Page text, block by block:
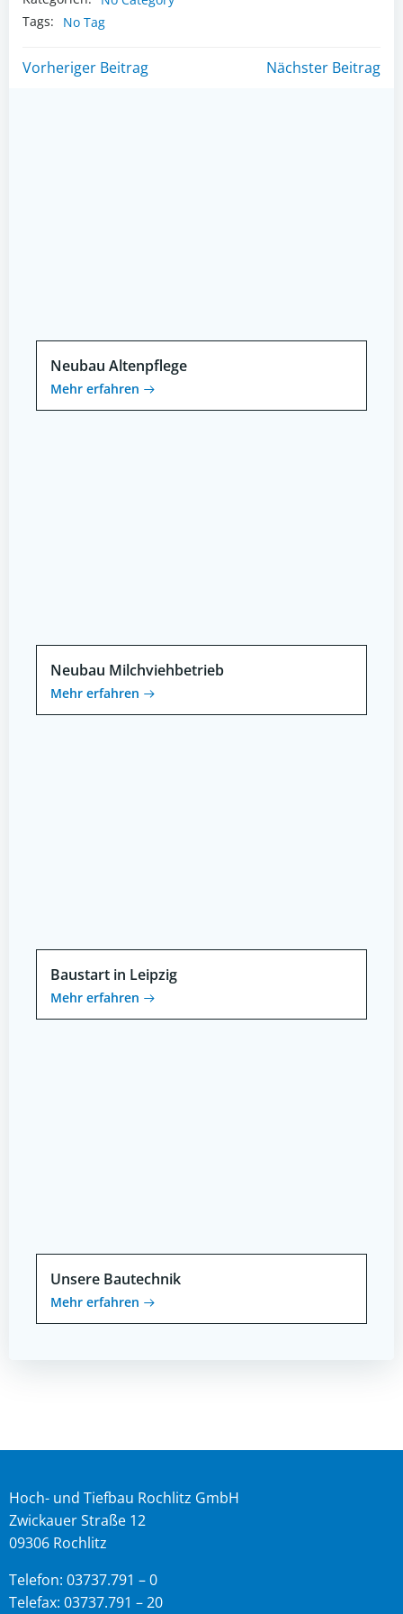
Tags:
No Tag
Post
Vorheriger Beitrag
PostNächster Beitrag
Neubau Altenpflege
Mehr erfahren
Neubau Milchviehbetrieb
Mehr erfahren
Baustart in Leipzig
Mehr erfahren
Unsere Bautechnik
Mehr erfahren
Hoch- und Tiefbau Rochlitz GmbH
Zwickauer Straße 12
09306 Rochlitz
Telefon: 03737.791 – 0
Telefax: 03737.791 – 20